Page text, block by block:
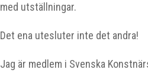
med utställningar.
Det ena utesluter inte det andra!
Jag är medlem i Svenska